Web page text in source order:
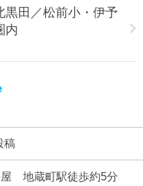
黒田／松前小・伊予
内
稿
屋 地蔵町駅徒歩約5分